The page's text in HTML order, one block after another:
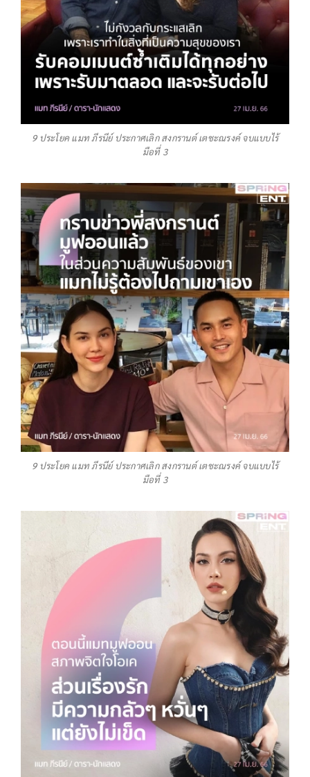
9 ประโยค แมท ภีรนีย์ ประกาศเลิก สงกรานต์ เตชะณรงค์ จบแบบไร้
มือที่ 3
9 ประโยค แมท ภีรนีย์ ประกาศเลิก สงกรานต์ เตชะณรงค์ จบแบบไร้
มือที่ 3